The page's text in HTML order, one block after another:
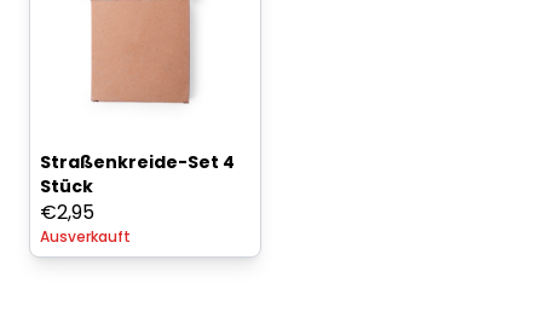
Straßenkreide-Set 4
Stück
€2,95
Ausverkauft